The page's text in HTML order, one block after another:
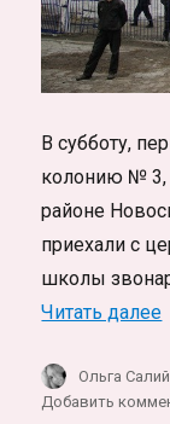
В субботу,
колонию № 3,
районе
приехали с
школы
Читать далее
Автор
Ольга Салий
Добавить